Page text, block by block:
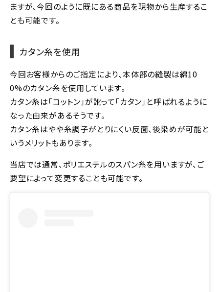
ますが、今回のように既にある商品を現物から生産するこ
とも可能です。
カタン糸を使用
今回お客様からのご指定により、本体部の縫製は綿10
0%のカタン糸を使用しています。
カタン糸は「コットン」が訛って「カタン」と呼ばれるように
なった由来があるそうです。
カタン糸はやや糸調子がとりにくい反面、後染めが可能と
いうメリットもあります。
当店では通常、ポリエステルのスパン糸を用いますが、ご
要望によって変更することも可能です。